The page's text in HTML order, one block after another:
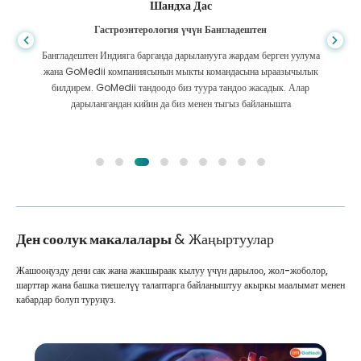
Шандха Дас
Гастроэнтерология үчүн Бангладештен
Бангладештен Индияга барганда дарыланууга жардам берген уулума
жана GoMedii компаниясынын мыкты командасына ыраазычылык
билдирем. GoMedii тандоодо биз туура тандоо жасадык. Алар
дарылангандан кийин да биз менен тыгыз байланышта
Ден соолук макалалары& Жаңыртуулар
Жашооңузду дени сак жана жакшыраак кылуу үчүн дарылоо, жол-жоболор,
шарттар жана башка тиешелүү талаптарга байланыштуу акыркы маалымат менен
кабардар болуп туруңуз.